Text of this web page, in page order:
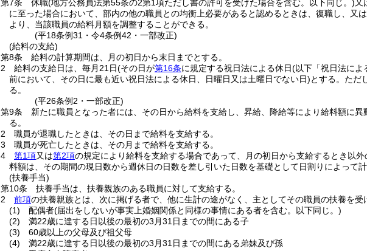
第7条
休職(地方公務員法第55条の2第1項ただし書の許可を受けた場合を含む。以下同じ。)又
に至った場合において、部内の他の職員との均衡上必要があると認めるときは、復職し、又
より、当該職員の給料月額を調整することができる。
(平18条例31・令4条例42・一部改正)
(給料の支給)
第8条
給料の計算期間は、月の初日から末日までとする。
2
給料の支給日は、毎月21日(その日が第16条に規定する祝日法による休日(以下「祝日法によ
前において、その日に最も近い祝日法による休日、日曜日又は土曜日でない日)とする。 ただ
る。
(平26条例2・一部改正)
第9条
新たに職員となった者には、その日から給料を支給し、昇給、降給等により給料額に
る。
2
職員が退職したときは、その日まで給料を支給する。
3
職員が死亡したときは、その月まで給料を支給する。
4
第1項又は第2項の規定により給料を支給する場合であって、月の初日から支給するとき以
料額は、その期間の現日数から週休日の日数を差し引いた日数を基礎として日割りによって計
(扶養手当)
第10条
扶養手当は、扶養親族のある職員に対して支給する。
2
前項の扶養親族とは、次に掲げる者で、他に生計の途がなく、主としてその職員の扶養を受
(1)
配偶者(届出をしないが事実上婚姻関係と同様の事情にある者を含む。以下同じ。)
(2)
満22歳に達する日以後の最初の3月31日までの間にある子
(3)
60歳以上の父母及び祖父母
(4)
満22歳に達する日以後の最初の3月31日までの間にある弟妹及び孫